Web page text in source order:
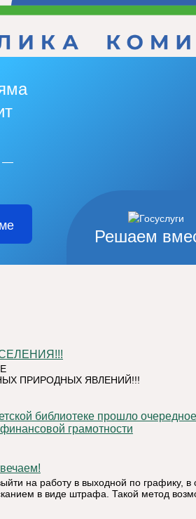
Решаем
—
ПРИРОДНЫХ ЯВЛЕНИЙ!!!
грамотности
на работу в выходной по графику, в
в виде штрафа. Такой метод